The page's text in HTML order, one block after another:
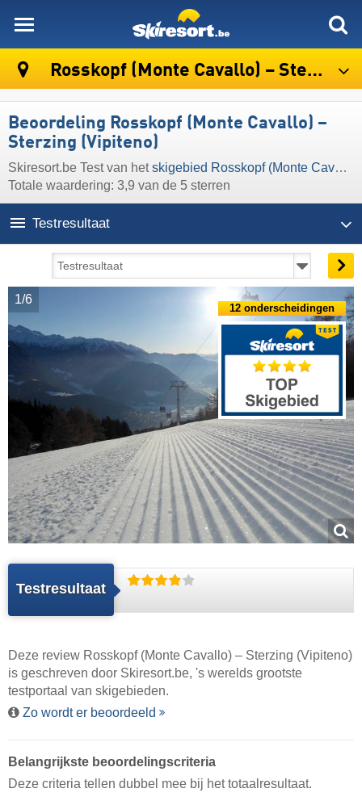
Rosskopf (Monte Cavallo) – Sterzing (Vipiteno)
Beoordeling Rosskopf (Monte Cavallo) –
Sterzing (Vipiteno)
Skiresort.be Test van hetskigebied Rosskopf (Monte Cavallo) – Sterzing (Vipiteno)
Totale waardering: 3,9 van de 5 sterren
Testresultaat
1/6
Testresultaat
12 onderscheidingen
Deze review Rosskopf (Monte Cavallo) – Sterzing (Vipiteno)
is geschreven door Skiresort.be, 's werelds grootste
testportaal van skigebieden.
Zo wordt er beoordeeld
Belangrijkste beoordelingscriteria
Deze criteria tellen dubbel mee bij het totaalresultaat.